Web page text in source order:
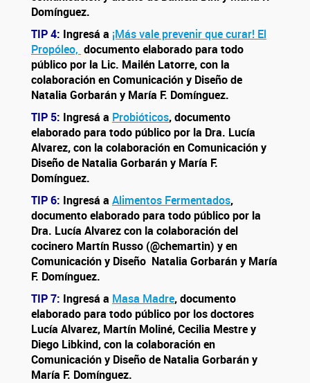
Domínguez.
TIP 4: Ingresá a ¡Más vale prevenir que curar! El
Propóleo, documento elaborado para todo
público por la Lic. Mailén Latorre, con la
colaboración en Comunicación y Diseño de
Natalia Gorbarán y María F. Domínguez.
TIP 5: Ingresá a Probióticos, documento
elaborado para todo público por la Dra. Lucía
Alvarez, con la colaboración en Comunicación y
Diseño de Natalia Gorbarán y María F.
Domínguez.
TIP 6: Ingresá a Alimentos Fermentados,
documento elaborado para todo público por la
Dra. Lucía Alvarez con la colaboración del
cocinero Martín Russo (@chemartin) y en
Comunicación y Diseño Natalia Gorbarán y María
F. Domínguez.
TIP 7: Ingresá a Masa Madre, documento
elaborado para todo público por los doctores
Lucía Alvarez, Martín Moliné, Cecilia Mestre y
Diego Libkind, con la colaboración en
Comunicación y Diseño de Natalia Gorbarán y
María F. Domínguez.